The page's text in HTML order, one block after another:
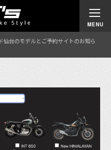
台のモデルとご予約サイトのお知ら